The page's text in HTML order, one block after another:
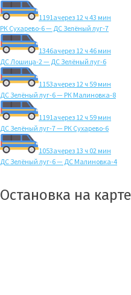
1191ачерез 12 ч 43 мин
РК Сухарево-6 — ДС Зелёный луг-7
1346ачерез 12 ч 46 мин
ДС Лошица-2 — ДС Зелёный луг-6
1153ачерез 12 ч 59 мин
ДС Зелёный луг-6 — РК Малиновка-8
1191ачерез 12 ч 59 мин
ДС Зелёный луг-7 — РК Сухарево-6
1053ачерез 13 ч 02 мин
ДС Зелёный луг-6 — ДС Малиновка-4
Остановка на карте